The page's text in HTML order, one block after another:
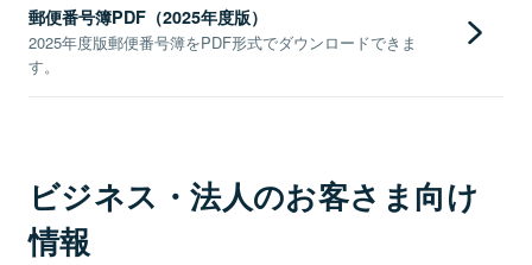
郵便番号簿PDF（2025年度版）
2025年度版郵便番号簿をPDF形式でダウンロードできま
す。
ビジネス・法人のお客さま向け
情報